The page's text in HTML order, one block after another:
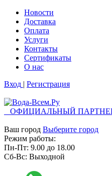
Новости
Доставка
Оплата
Услуги
Контакты
Cертификаты
О нас
Вход | Регистрация
ОФИЦИАЛЬНЫЙ ПАРТНЕР
Ваш город Выберите город
Режим работы:
Пн-Пт: 9.00 до 18.00
Сб-Вс: Выходной